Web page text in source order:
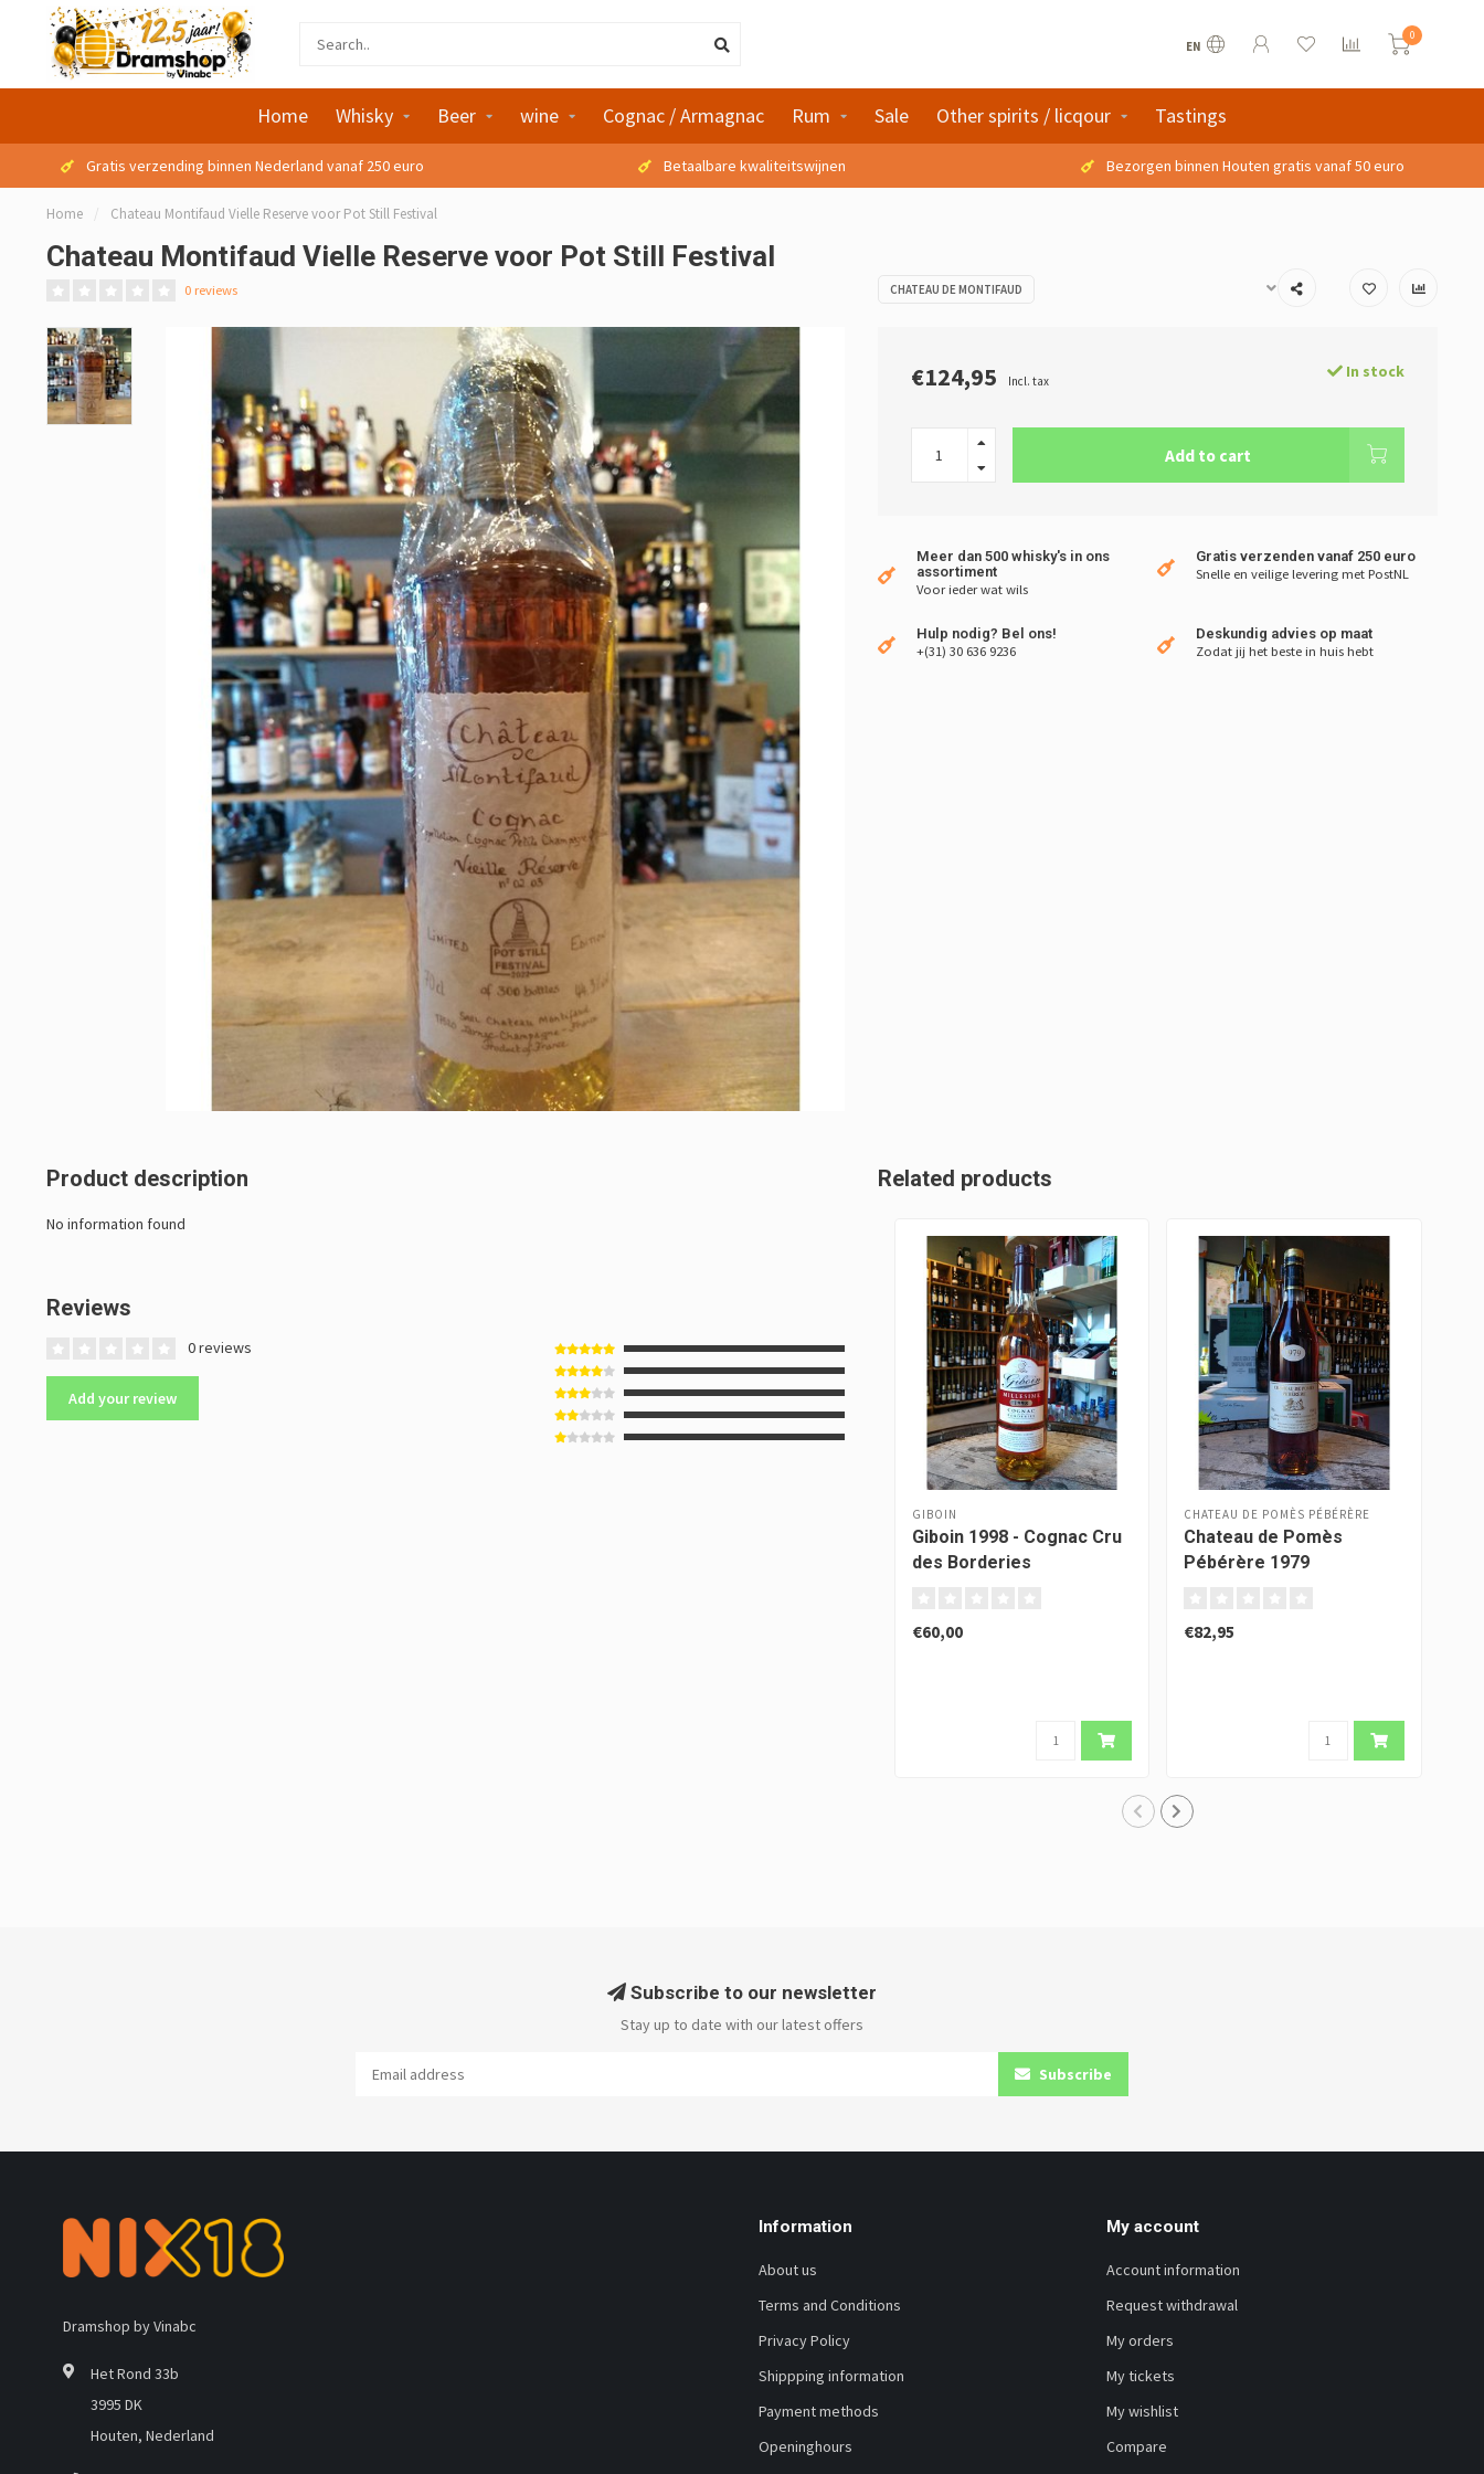
EN
0
Home Whisky Beer wine Cognac / Armagnac Rum Sale Other spirits / licqour Tastings
Gratis verzending binnen Nederland vanaf 250 euro Betaalbare kwaliteitswijnen Bezorgen binnen Houten gratis vanaf 50 euro
Home / Chateau Montifaud Vielle Reserve voor Pot Still Festival
Chateau Montifaud Vielle Reserve voor Pot Still Festival
0 reviews CHATEAU DE MONTIFAUD
€124,95 Incl. tax In stock
Add to cart
Meer dan 500 whisky's in ons
assortiment
Voor ieder wat wils
Gratis verzenden vanaf 250 euro
Snelle en veilige levering met PostNL
Hulp nodig? Bel ons!
+(31) 30 636 9236
Deskundig advies op maat
Zodat jij het beste in huis hebt
Product description
No information found
Reviews
0 reviews
Add your review
Related products
GIBOIN
Giboin 1998 - Cognac Cru
des Borderies
€60,00
CHATEAU DE POMÈS PÉBÉRÈRE
Chateau de Pomès
Pébérère 1979
€82,95
Subscribe to our newsletter
Stay up to date with our latest offers
Subscribe
Dramshop by Vinabc
Het Rond 33b
3995 DK
Houten, Nederland
Information
About us
Terms and Conditions
Privacy Policy
Shippping information
Payment methods
Openinghours
My account
Account information
Request withdrawal
My orders
My tickets
My wishlist
Compare